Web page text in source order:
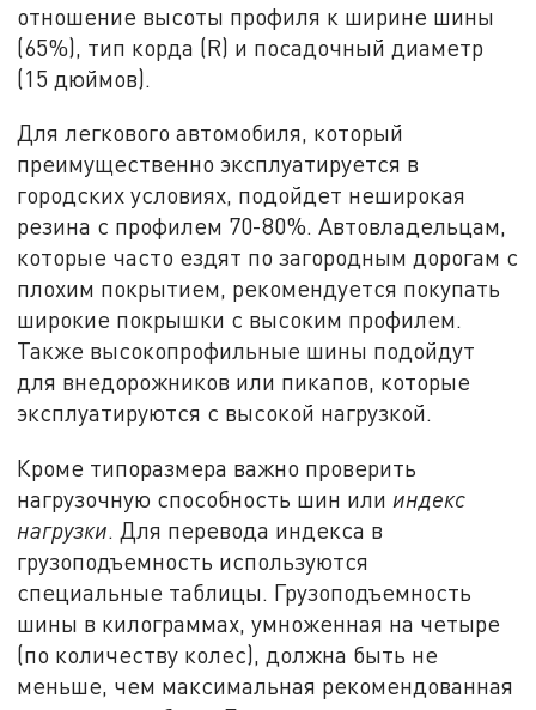
отношение высоты профиля к ширине шины
(65%), тип корда (R) и посадочный диаметр
(15 дюймов).
Для легкового автомобиля, который
преимущественно эксплуатируется в
городских условиях, подойдет неширокая
резина с профилем 70-80%. Автовладельцам,
которые часто ездят по загородным дорогам с
плохим покрытием, рекомендуется покупать
широкие покрышки с высоким профилем.
Также высокопрофильные шины подойдут
для внедорожников или пикапов, которые
эксплуатируются с высокой нагрузкой.
Кроме типоразмера важно проверить
нагрузочную способность шин или индекс
нагрузки. Для перевода индекса в
грузоподъемность используются
специальные таблицы. Грузоподъемность
шины в килограммах, умноженная на четыре
(по количеству колес), должна быть не
меньше, чем максимальная рекомендованная